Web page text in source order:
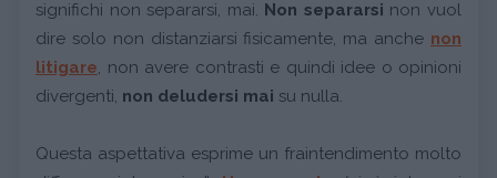
significhi non separarsi, mai. Non separarsi non vuol
dire solo non distanziarsi fisicamente, ma anche non
litigare, non avere contrasti e quindi idee o opinioni
divergenti, non deludersi mai su nulla.
Questa aspettativa esprime un fraintendimento molto